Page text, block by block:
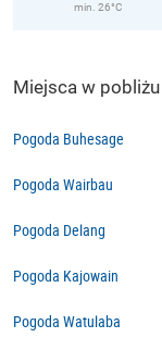
min. 26°C
Miejsca w
Pogoda Buhesage
Pogoda Wairbau
Pogoda Delang
Pogoda Kajowain
Pogoda Watulaba